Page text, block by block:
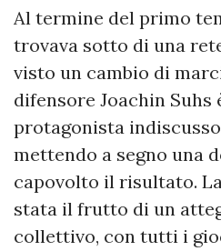
Al termine del primo
trovava sotto di una
visto un cambio di
difensore Joachin Suhs
protagonista
mettendo a segno una
capovolto il risultato.
stata il frutto di un
collettivo, con tutti i